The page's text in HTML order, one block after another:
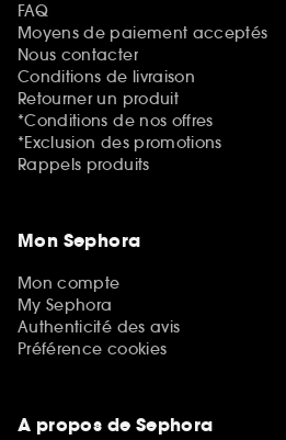
FAQ
Moyens de paiement acceptés
Nous contacter
Conditions de livraison
Retourner un produit
*Conditions de nos offres
*Exclusion des promotions
Rappels produits
Mon Sephora
Mon compte
My Sephora
Authenticité des avis
Préférence cookies
A propos de Sephora